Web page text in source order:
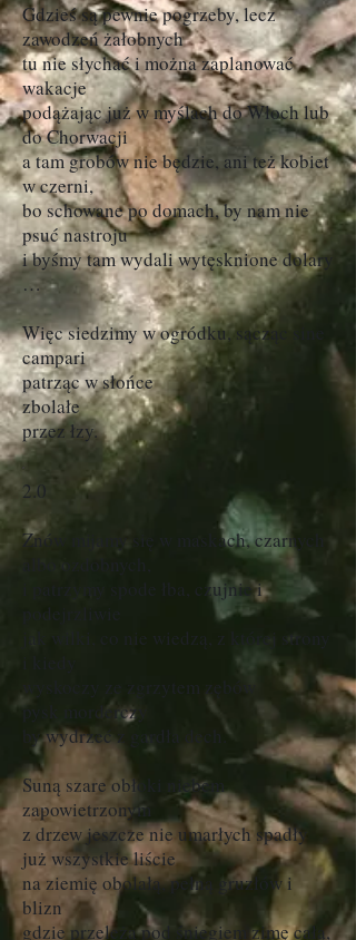
Gdzieś są pewnie pogrzeby, lecz
zawodzeń żałobnych
tu nie słychać i można zaplanować
wakacje
podążając już w myślach do Włoch lub
do Chorwacji
a tam grobów nie będzie, ani też kobiet
w czerni,
bo schowane po domach, by nam nie
psuć nastroju
i byśmy tam wydali wytęsknione dolary
…
Więc siedzimy w ogródku, sącząc sine
campari
patrząc w słońce
zbolałe
przez łzy.
2.0
Znów mijamy się w maskach, czarnych
i patrzymy spode łba, czujnie i
podejrzliwie
jak wilki, co nie wiedzą, z której strony
wyskoczy ze zgrzytem zębów
pysk morderczy
by wydrzeć z gardła dech.
Suną szare obłoki niebem
zapowietrzonym
z drzew jeszcze nie umarłych spadły
już wszystkie liście
na ziemię obolałą, pełną gruzłów i
blizn
gdzie przeleżą pod śniegiem zimę całą,